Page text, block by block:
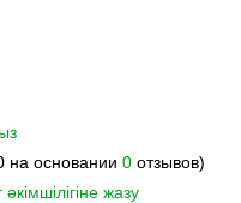
на основании 0отзывов)
жазу